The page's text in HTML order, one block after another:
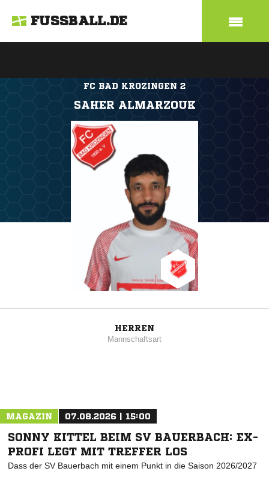
FUSSBALL.DE
FC BAD KROZINGEN 2
SAHER ALMARZOUK
HERREN
Mannschaftsart
MAGAZIN 07.08.2026 | 15:00
SONNY KITTEL BEIM SV BAUERBACH: EX-
PROFI LEGT MIT TREFFER LOS
Dass der SV Bauerbach mit einem Punkt in die Saison 2026/2027